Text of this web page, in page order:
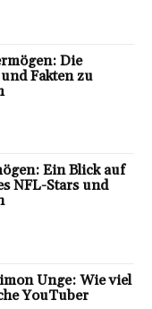
Die
Fakten zu
Ein Blick auf
NFL-Stars und
Unge: Wie viel
YouTuber